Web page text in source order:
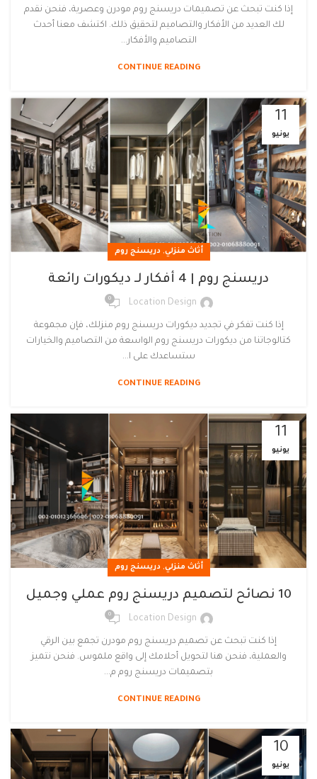
إذا كنت تبحث عن تصميمات دريسنج روم مودرن وعصرية، فنحن نقدم
لك العديد من الأفكار والتصاميم لتحقيق ذلك. اكتشف معنا أحدث
التصاميم والأفكار...
CONTINUE READING
11
يونيو
أثاث منزلي, دريسنج روم
دريسنج روم | 4 أفكار لـ ديكورات رائعة
Location Design
0
إذا كنت تفكر في تجديد ديكورات دريسنج روم منزلك، فإن مجموعة
كتالوجاتنا من ديكورات دريسنج روم الواسعة من التصاميم والخيارات
ستساعدك على ا...
CONTINUE READING
11
يونيو
أثاث منزلي, دريسنج روم
10 نصائح لتصميم دريسنج روم عملي وجميل
Location Design
0
إذا كنت تبحث عن تصميم دريسنج روم مودرن تجمع بين الرقي
والعملية، فنحن هنا لتحويل أحلامك إلى واقع ملموس. فنحن نتميز
بتصميمات دريسنج روم م...
CONTINUE READING
10
يونيو